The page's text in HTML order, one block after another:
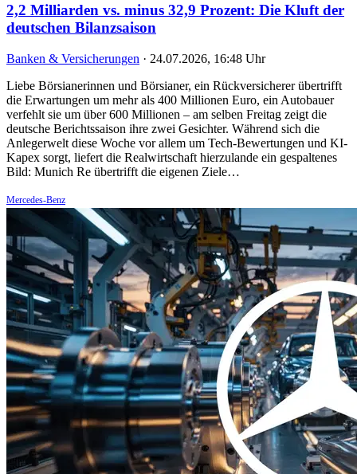
2,2 Milliarden vs. minus 32,9 Prozent: Die Kluft der
deutschen Bilanzsaison
Banken & Versicherungen · 24.07.2026, 16:48 Uhr
Liebe Börsianerinnen und Börsianer, ein Rückversicherer übertrifft
die Erwartungen um mehr als 400 Millionen Euro, ein Autobauer
verfehlt sie um über 600 Millionen – am selben Freitag zeigt die
deutsche Berichtssaison ihre zwei Gesichter. Während sich die
Anlegerwelt diese Woche vor allem um Tech-Bewertungen und KI-
Kapex sorgt, liefert die Realwirtschaft hierzulande ein gespaltenes
Bild: Munich Re übertrifft die eigenen Ziele…
Mercedes-Benz